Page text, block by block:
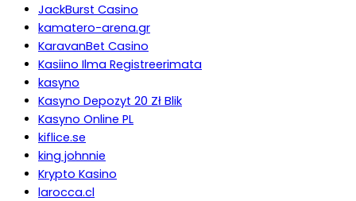
JackBurst Casino
kamatero-arena.gr
KaravanBet Casino
Kasiino Ilma Registreerimata
kasyno
Kasyno Depozyt 20 Zł Blik
Kasyno Online PL
kiflice.se
king johnnie
Krypto Kasino
larocca.cl